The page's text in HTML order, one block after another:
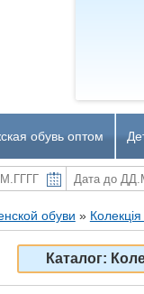
обувь оптом
обуви »
Каталог: